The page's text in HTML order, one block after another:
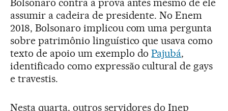
Bolsonaro contra a prova antes mesmo de ele
assumir a cadeira de presidente. No Enem
2018, Bolsonaro implicou com uma pergunta
sobre patrimônio linguístico que usava como
texto de apoio um exemplo doPajubá,
identificado como expressão cultural de gays
e travestis.
Nesta quarta, outros servidores do Inep